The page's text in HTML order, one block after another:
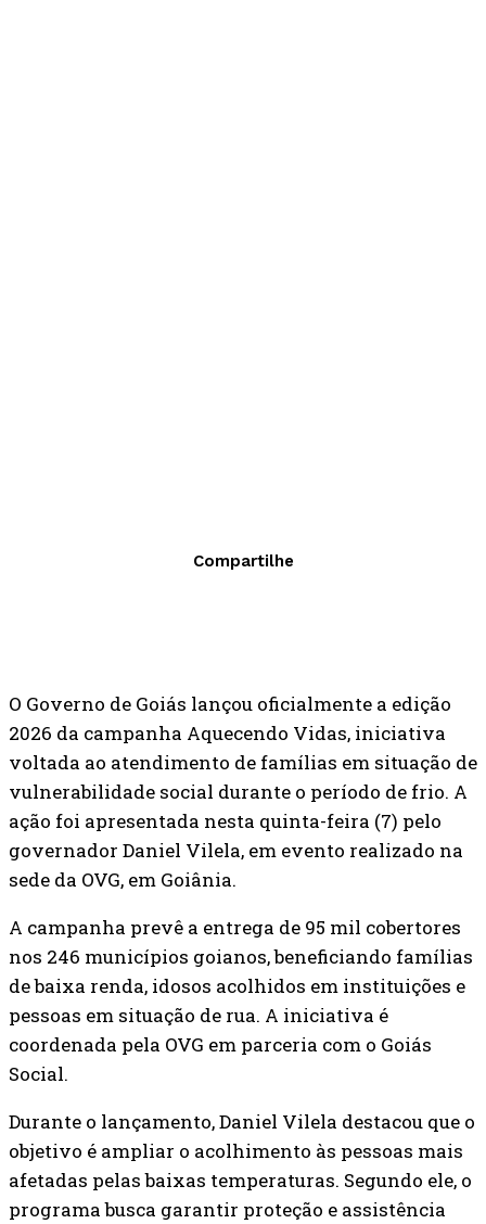
Compartilhe
O Governo de Goiás lançou oficialmente a edição
2026 da campanha Aquecendo Vidas, iniciativa
voltada ao atendimento de famílias em situação de
vulnerabilidade social durante o período de frio. A
ação foi apresentada nesta quinta-feira (7) pelo
governador Daniel Vilela, em evento realizado na
sede da OVG, em Goiânia.
A campanha prevê a entrega de 95 mil cobertores
nos 246 municípios goianos, beneficiando famílias
de baixa renda, idosos acolhidos em instituições e
pessoas em situação de rua. A iniciativa é
coordenada pela OVG em parceria com o Goiás
Social.
Durante o lançamento, Daniel Vilela destacou que o
objetivo é ampliar o acolhimento às pessoas mais
afetadas pelas baixas temperaturas. Segundo ele, o
programa busca garantir proteção e assistência